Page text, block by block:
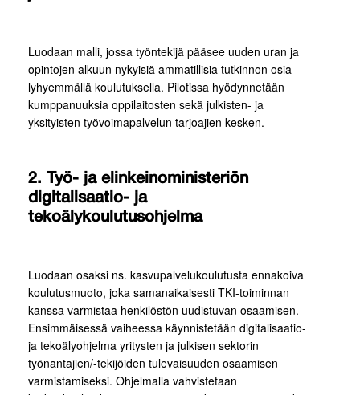
Luodaan malli, jossa työntekijä pääsee uuden uran ja
opintojen alkuun nykyisiä ammatillisia tutkinnon osia
lyhyemmällä koulutuksella. Pilotissa hyödynnetään
kumppanuuksia oppilaitosten sekä julkisten- ja
yksityisten työvoimapalvelun tarjoajien kesken.
2. Työ- ja elinkeinoministeriön
digitalisaatio- ja
tekoälykoulutusohjelma
Luodaan osaksi ns. kasvupalvelukoulutusta ennakoiva
koulutusmuoto, joka samanaikaisesti TKI-toiminnan
kanssa varmistaa henkilöstön uudistuvan osaamisen.
Ensimmäisessä vaiheessa käynnistetään digitalisaatio-
ja tekoälyohjelma yritysten ja julkisen sektorin
työnantajien/-tekijöiden tulevaisuuden osaamisen
varmistamiseksi. Ohjelmalla vahvistetaan